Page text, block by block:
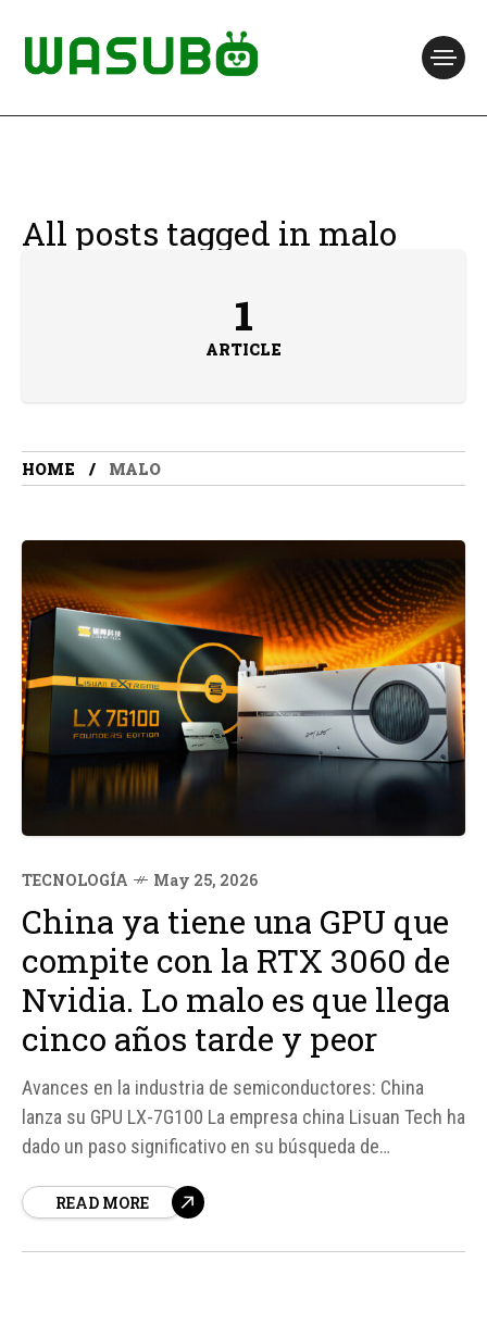
All posts tagged in malo
1
ARTICLE
HOME MALO
TECNOLOGÍA May 25, 2026
China ya tiene una GPU que
compite con la RTX 3060 de
Nvidia. Lo malo es que llega
cinco años tarde y peor
Avances en la industria de semiconductores: China
lanza su GPU LX-7G100 La empresa china Lisuan Tech ha
dado un paso significativo en su búsqueda de
con el lanzamiento de su nueva GPU, la LX-7G100.
READ MORE